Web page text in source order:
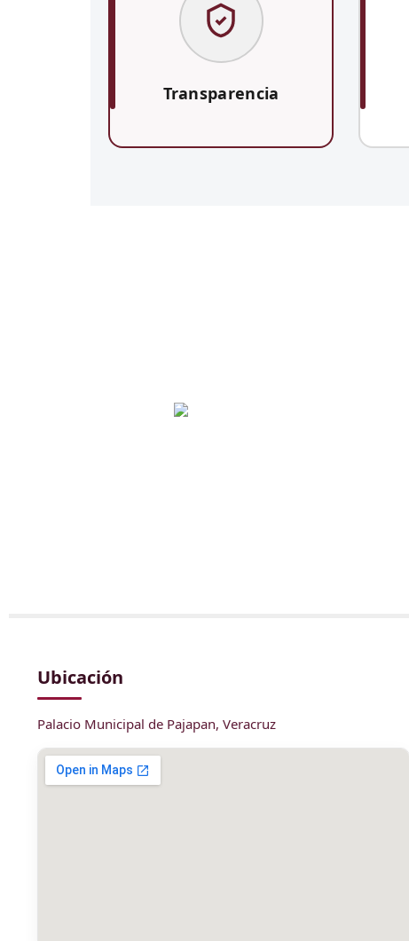
Transparencia
Ubicación
Palacio Municipal de Pajapan, Veracruz